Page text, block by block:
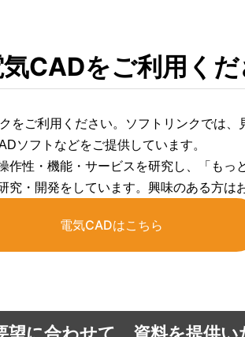
CADをご利用く
をご利用ください。ソフトリンクでは、
ソフトなどをご提供しています。
作性・機能・サービスを研究し、「もっ
・開発をしています。興味のある方は
電気CADはこちら